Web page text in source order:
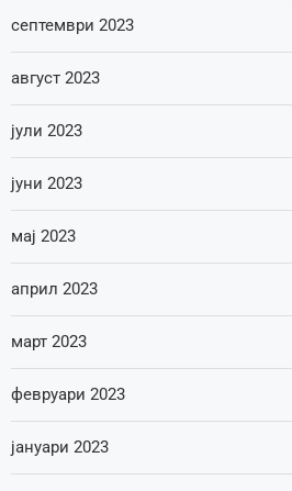
септември 2023
август 2023
јули 2023
јуни 2023
мај 2023
април 2023
март 2023
февруари 2023
јануари 2023